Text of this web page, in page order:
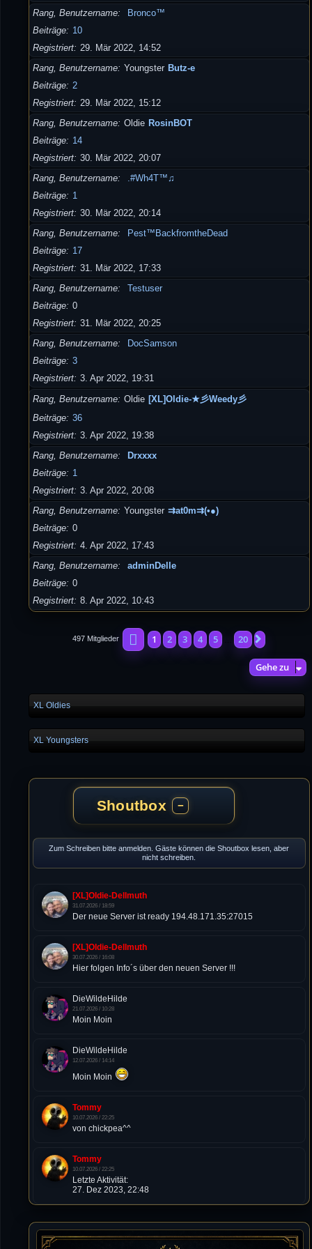
Rang, Benutzername
Bronco™
Beiträge
10
Registriert 29. Mär 2022, 14:52
Rang, Benutzername Youngster Butz-e
Beiträge 2
Registriert 29. Mär 2022, 15:12
Rang, Benutzername Oldie RosinBOT
Beiträge
14
Registriert 30. Mär 2022, 20:07
Rang, Benutzername
.#Wh4T™♫
Beiträge
1
Registriert 30. Mär 2022, 20:14
Rang, Benutzername
Pest™BackfromtheDead
Beiträge
17
Registriert 31. Mär 2022, 17:33
Rang, Benutzername
Testuser
Beiträge 0
Registriert 31. Mär 2022, 20:25
Rang, Benutzername
DocSamson
Beiträge 3
Registriert 3. Apr 2022, 19:31
Rang, Benutzername Oldie [XL]Oldie-★彡Weedy彡
Beiträge 36
Registriert 3. Apr 2022, 19:38
Rang, Benutzername
Drxxxx
Beiträge
1
Registriert 3. Apr 2022, 20:08
Rang, Benutzername Youngster ⇉at0m⇉(•●)
Beiträge 0
Registriert 4. Apr 2022, 17:43
Rang, Benutzername
adminDelle
Beiträge 0
Registriert 8. Apr 2022, 10:43
497 Mitglieder Seite1von20
1 2 3 4 5 20
Gehe zu
XL Oldies
XL Youngsters
Shoutbox −
Zum Schreiben bitte anmelden. Gäste können die Shoutbox lesen, aber
nicht schreiben.
[XL]Oldie-Dellmuth
31.07.2026 / 18:59
Der neue Server ist ready 194.48.171.35:27015
[XL]Oldie-Dellmuth
30.07.2026 / 16:08
Hier folgen Info´s über den neuen Server !!!
DieWildeHilde
21.07.2026 / 10:28
Moin Moin
DieWildeHilde
12.07.2026 / 14:14
Moin Moin
Tommy
10.07.2026 / 22:25
von chickpea^^
Tommy
10.07.2026 / 22:25
Letzte Aktivität:
27. Dez 2023, 22:48
DieWildeHilde
10.07.2026 / 12:48
Happy Birthday Chickpea